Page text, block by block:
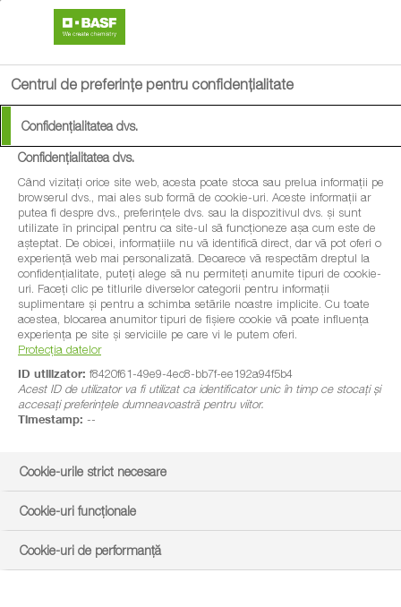
Centrul de preferințe pentru confidențialitate
Confidențialitatea dvs.
Confidențialitatea dvs.
Când vizitați orice site web, acesta poate stoca sau prelua informații pe
browserul dvs., mai ales sub formă de cookie-uri. Aceste informații ar
putea fi despre dvs., preferințele dvs. sau la dispozitivul dvs. și sunt
utilizate în principal pentru ca site-ul să funcționeze așa cum este de
așteptat. De obicei, informațiile nu vă identifică direct, dar vă pot oferi o
experiență web mai personalizată. Deoarece vă respectăm dreptul la
confidențialitate, puteți alege să nu permiteți anumite tipuri de cookie-
uri. Faceți clic pe titlurile diverselor categorii pentru informații
suplimentare și pentru a schimba setările noastre implicite. Cu toate
acestea, blocarea anumitor tipuri de fișiere cookie vă poate influența
experiența pe site și serviciile pe care vi le putem oferi.
Protecția datelor
ID utilizator: f8420f61-49e9-4ec8-bb7f-ee192a94f5b4
Acest ID de utilizator va fi utilizat ca identificator unic în timp ce stocați și
accesați preferințele dumneavoastră pentru viitor.
Timestamp: --
Cookie-urile strict necesare
Cookie-uri funcționale
Cookie-uri de performanță